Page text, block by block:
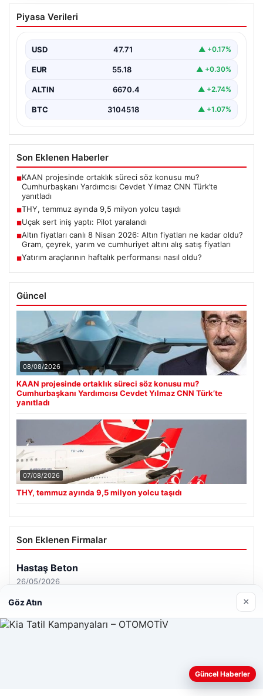
THY, temmuz ayında 9,5 milyon yolcu
taşıdı
Piyasa Verileri
USD 47.71 ▲ +0.17%
EUR 55.18 ▲ +0.30%
ALTIN 6670.4 ▲ +2.74%
BTC 3104518 ▲ +1.07%
Son Eklenen Haberler
■KAAN projesinde ortaklık süreci söz konusu mu?
Cumhurbaşkanı Yardımcısı Cevdet Yılmaz CNN Türk’te
yanıtladı
■THY, temmuz ayında 9,5 milyon yolcu taşıdı
■Uçak sert iniş yaptı: Pilot yaralandı
■Altın fiyatları canlı 8 Nisan 2026: Altın fiyatları ne kadar oldu?
Gram, çeyrek, yarım ve cumhuriyet altını alış satış fiyatları
■Yatırım araçlarının haftalık performansı nasıl oldu?
Güncel
08/08/2026
KAAN projesinde ortaklık süreci söz konusu mu?
Cumhurbaşkanı Yardımcısı Cevdet Yılmaz CNN Türk’te
yanıtladı
07/08/2026
THY, temmuz ayında 9,5 milyon yolcu taşıdı
Son Eklenen Firmalar
Web sitemizi nasıl kullandığınızı daha iyi anlayabilmek,
deneyiminizi kişiselleştirmek ve geliştirmek amacıyla çerezler
Göz Atın ×
Güncel Haberler